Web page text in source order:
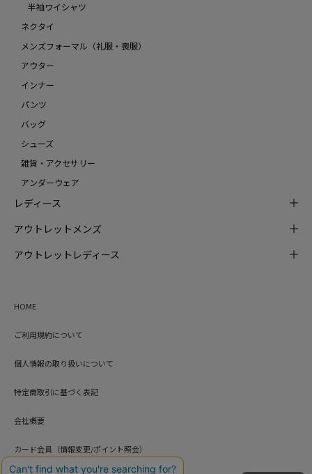
半袖ワイシャツ
ネクタイ
メンズフォーマル（礼服・喪服）
アウター
インナー
パンツ
バッグ
シューズ
雑貨・アクセサリー
アンダーウェア
レディース
アウトレットメンズ
アウトレットレディース
HOME
ご利用規約について
個人情報の取り扱いについて
特定商取引に基づく表記
会社概要
カード会員（情報変更/ポイント照会）